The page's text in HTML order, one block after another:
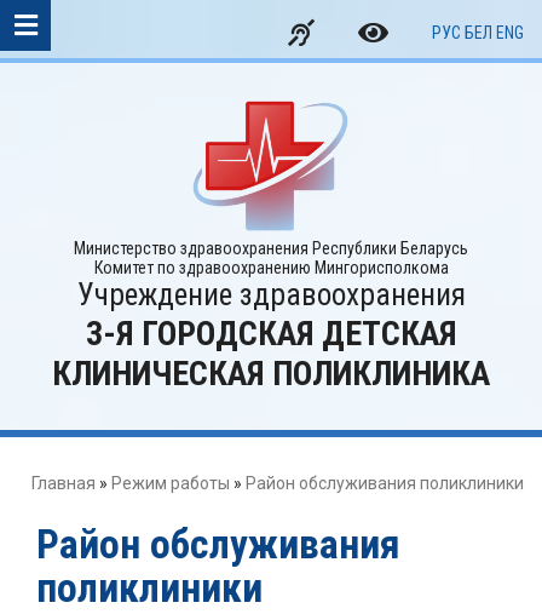
РУС БЕЛ ENG
Министерство здравоохранения Республики Беларусь
Комитет по здравоохранению Мингорисполкома
Учреждение здравоохранения
3-Я ГОРОДСКАЯ ДЕТСКАЯ
КЛИНИЧЕСКАЯ ПОЛИКЛИНИКА
Главная » Режим работы » Район обслуживания поликлиники
Район обслуживания
поликлиники